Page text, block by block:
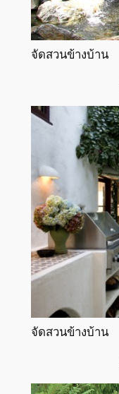
จัดสวนข้างบ้าน
จัดสวนข้างบ้าน